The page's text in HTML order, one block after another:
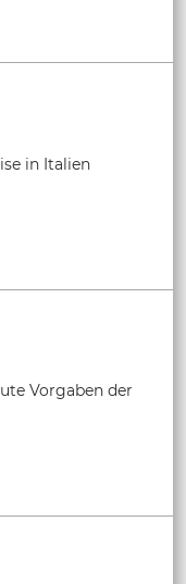
in Italien
Vorgaben der